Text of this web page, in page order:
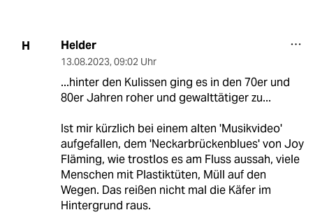
H Helder
13.08.2023, 09:02 Uhr
...hinter den Kulissen ging es in den 70er und
80er Jahren roher und gewalttätiger zu...
Ist mir kürzlich bei einem alten 'Musikvideo'
aufgefallen, dem 'Neckarbrückenblues' von Joy
Fläming, wie trostlos es am Fluss aussah, viele
Menschen mit Plastiktüten, Müll auf den
Wegen. Das reißen nicht mal die Käfer im
Hintergrund raus.